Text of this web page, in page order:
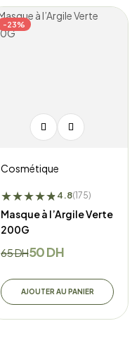
-23%
Cosmétique
★★★★★
★4.8(175)
Masque à l’Argile Verte
200G
65DH50DH
AJOUTER AU PANIER